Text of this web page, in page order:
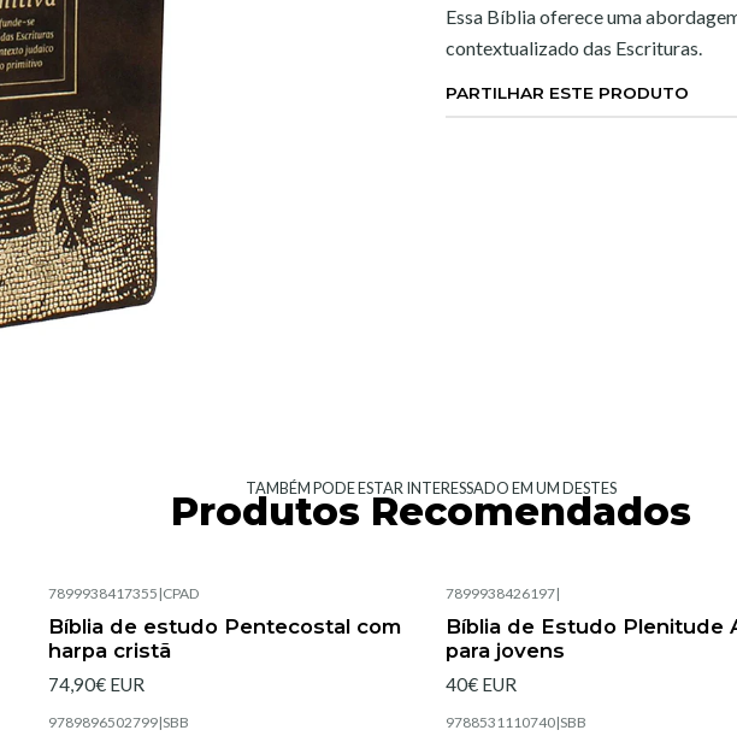
Essa Bíblia oferece uma
contextualizado das Escrituras.
PARTILHAR ESTE PRODUTO
TAMBÉM PODE ESTAR INTERESSADO EM UM DESTES
Produtos Recomendados
7899938417355 |CPAD
Bíblia de estudo Pentecostal com
harpa cristã
74,90€ EUR
7899938426197|
Bíblia de Estudo Plenitude
para jovens
40€ EUR
9789896502799|SBB 9788531110740|SBB